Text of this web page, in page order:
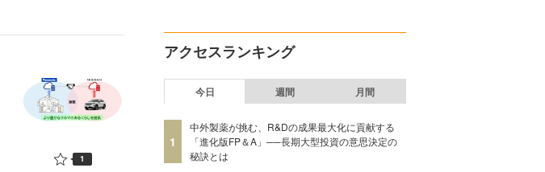
1
アクセスランキング
今日 週間 月間
1
中外製薬が挑む、R&Dの成果最大化に貢献する
「進化版FP＆A」──長期大型投資の意思決定の
秘訣とは